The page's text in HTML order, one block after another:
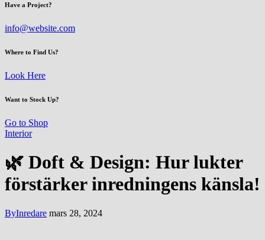
Have a Project?
info@website.com
Where to Find Us?
Look Here
Want to Stock Up?
Go to Shop
Interior
🌿 Doft & Design: Hur lukter
förstärker inredningens känsla!
ByInredare mars 28, 2024